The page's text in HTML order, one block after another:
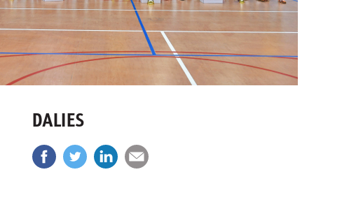
DALIES